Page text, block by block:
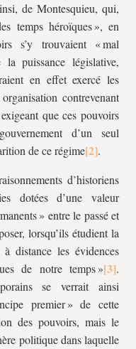
de Montesquieu, qui,
temps héroïques », en
s’y trouvaient « mal
puissance législative,
en effet exercé les
contrevenant
que ces pouvoirs
d’un seul
de ce régime
.
d’historiens
dotées d’une valeur
» entre le passé et
lorsqu’ils étudient la
distance les évidences
de notre temps »
.
se verrait ainsi
premier » de cette
des pouvoirs, mais le
politique dans laquelle